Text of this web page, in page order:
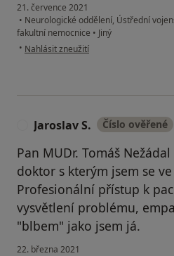
21. července 2021
• Neurologické oddělení, Ústřední
fakultní nemocnice • Jiný
• podle názoru uživatele T. K.
Nahlásit zneužití
Jaroslav S. Číslo ověřené
Pan MUDr. Tomáš
doktor s kterým jsem se
Profesionální přístup k
vysvětlení problému,
"blbem" jako jsem já.
22. března 2021